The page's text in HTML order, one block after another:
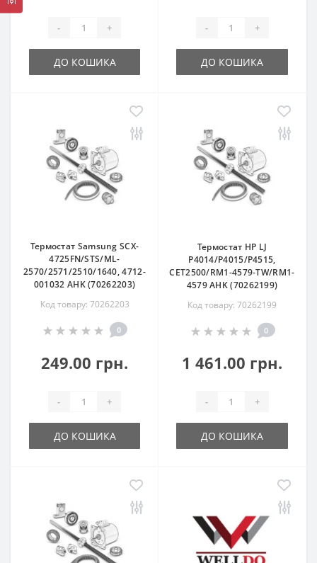
- +
ДО КОШИКА
- +
ДО КОШИКА
Термостат Samsung SCX-
4725FN/STS/ML-
2570/2571/2510/1640, 4712-
001032 AHK (70262203)
Код товару: 70262203
0
249.00 грн.
- +
ДО КОШИКА
Термостат HP LJ
P4014/P4015/P4515,
CET2500/RM1-4579-TW/RM1-
4579 AHK (70262199)
Код товару: 70262199
0
1 461.00 грн.
- +
ДО КОШИКА